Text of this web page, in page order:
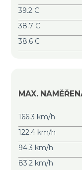
39.2 C
38.7 C
38.6 C
MAX.
166.3 km/h
122.4 km/h
94.3 km/h
83.2 km/h